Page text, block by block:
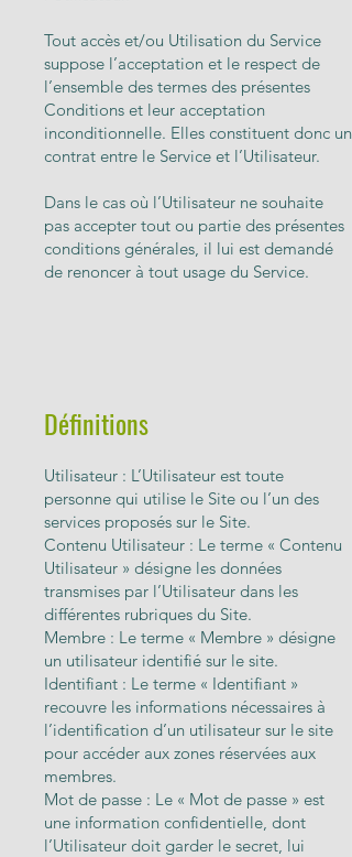
Tout accès et/ou Utilisation du Service
suppose l’acceptation et le respect de
l’ensemble des termes des présentes
Conditions et leur acceptation
inconditionnelle. Elles constituent donc un
contrat entre le Service et l’Utilisateur.
Dans le cas où l’Utilisateur ne souhaite
pas accepter tout ou partie des présentes
conditions générales, il lui est demandé
de renoncer à tout usage du Service.
Définitions
Utilisateur : L’Utilisateur est toute
personne qui utilise le Site ou l’un des
services proposés sur le Site.
Contenu Utilisateur : Le terme « Contenu
Utilisateur » désigne les données
transmises par l’Utilisateur dans les
différentes rubriques du Site.
Membre : Le terme « Membre » désigne
un utilisateur identifié sur le site.
Identifiant : Le terme « Identifiant »
recouvre les informations nécessaires à
l’identification d’un utilisateur sur le site
pour accéder aux zones réservées aux
membres.
Mot de passe : Le « Mot de passe » est
une information confidentielle, dont
l’Utilisateur doit garder le secret, lui